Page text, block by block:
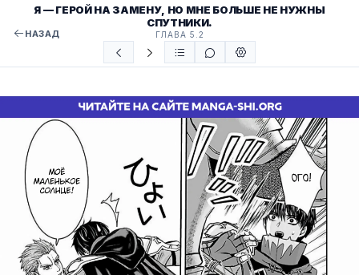
НАЗАД
Я — ГЕРОЙ НА ЗАМЕНУ, НО МНЕ БОЛЬШЕ НЕ НУЖНЫ
СПУТНИКИ.
ГЛАВА 5.2